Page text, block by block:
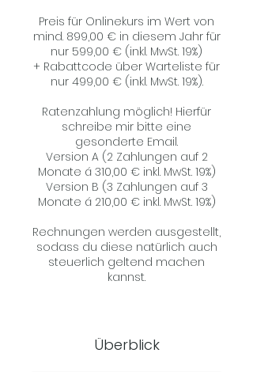
Preis für Onlinekurs im Wert von
mind. 899,00 € in diesem Jahr für
nur 599,00 € (inkl. MwSt. 19%)
+ Rabattcode über Warteliste für
nur 499,00 € (inkl. MwSt. 19%).
Ratenzahlung möglich! Hierfür
schreibe mir bitte eine
gesonderte Email.
Version A (2 Zahlungen auf 2
Monate á 310,00 € inkl. MwSt. 19%)
Version B (3 Zahlungen auf 3
Monate á 210,00 € inkl. MwSt. 19%)
Rechnungen werden ausgestellt,
sodass du diese natürlich auch
steuerlich geltend machen
Überblick